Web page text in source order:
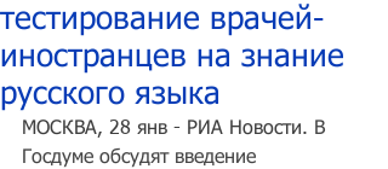
тестирование врачей-
иностранцев на знание
русского языка
МОСКВА, 28 янв - РИА Новости. В
Госдуме обсудят введение